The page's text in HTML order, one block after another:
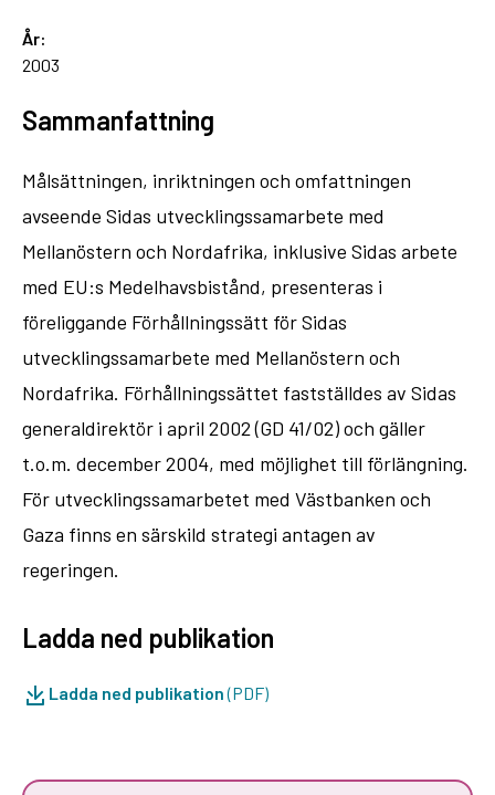
År:
2003
Sammanfattning
Målsättningen, inriktningen och omfattningen
avseende Sidas utvecklingssamarbete med
Mellanöstern och Nordafrika, inklusive Sidas arbete
med EU:s Medelhavsbistånd, presenteras i
föreliggande Förhållningssätt för Sidas
utvecklingssamarbete med Mellanöstern och
Nordafrika. Förhållningssättet fastställdes av Sidas
generaldirektör i april 2002 (GD 41/02) och gäller
t.o.m. december 2004, med möjlighet till förlängning.
För utvecklingssamarbetet med Västbanken och
Gaza finns en särskild strategi antagen av
regeringen.
Ladda ned publikation
Ladda ned publikation(PDF)